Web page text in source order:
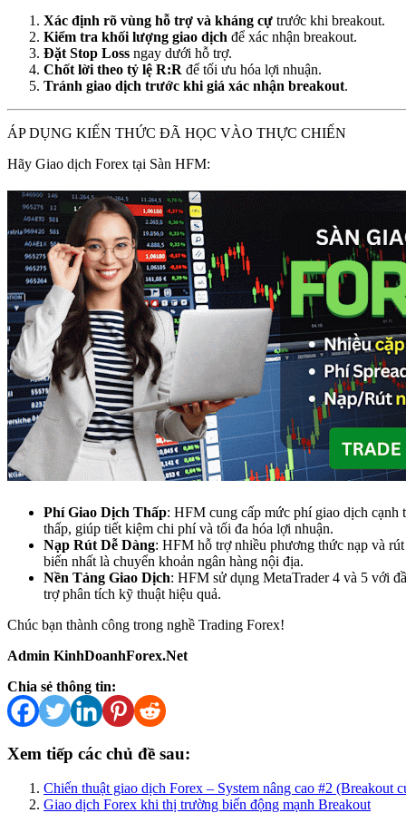
Xác định rõ vùng hỗ trợ và kháng cự trước khi breakout.
Kiểm tra khối lượng giao dịch để xác nhận breakout.
Đặt Stop Loss ngay dưới hỗ trợ.
Chốt lời theo tỷ lệ R:R để tối ưu hóa lợi nhuận.
Tránh giao dịch trước khi giá xác nhận breakout.
ÁP DỤNG KIẾN THỨC ĐÃ HỌC VÀO THỰC CHIẾN
Hãy Giao dịch Forex tại Sàn HFM:
Phí Giao Dịch Thấp: HFM cung cấp mức phí giao dịch cạnh
thấp, giúp tiết kiệm chi phí và tối đa hóa lợi nhuận.
Nạp Rút Dễ Dàng: HFM hỗ trợ nhiều phương thức nạp và
biến nhất là chuyển khoản ngân hàng nội địa.
Nền Tảng Giao Dịch: HFM sử dụng MetaTrader 4 và 5 với
trợ phân tích kỹ thuật hiệu quả.
Chúc bạn thành công trong nghề Trading Forex!
Admin KinhDoanhForex.Net
Chia sẻ thông tin:
Xem tiếp các chủ đề sau:
Chiến thuật giao dịch Forex – System nâng cao #2 (Breakout
Giao dịch Forex khi thị trường biến động mạnh Breakout